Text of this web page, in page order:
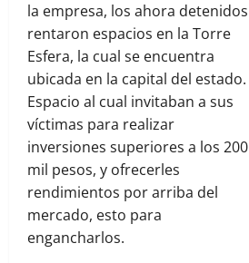
la empresa, los ahora detenidos
rentaron espacios en la Torre
Esfera, la cual se encuentra
ubicada en la capital del estado.
Espacio al cual invitaban a sus
víctimas para realizar
inversiones superiores a los 200
mil pesos, y ofrecerles
rendimientos por arriba del
mercado, esto para
engancharlos.